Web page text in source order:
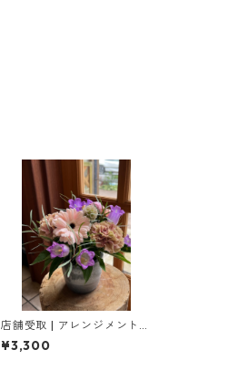
店舗受取 | アレンジメント［
S ］
¥3,300